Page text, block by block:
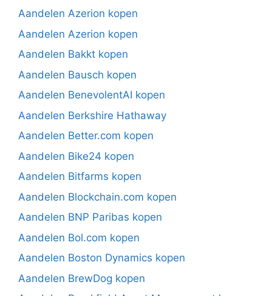
Aandelen Azerion kopen
Aandelen Azerion kopen
Aandelen Bakkt kopen
Aandelen Bausch kopen
Aandelen BenevolentAI kopen
Aandelen Berkshire Hathaway
Aandelen Better.com kopen
Aandelen Bike24 kopen
Aandelen Bitfarms kopen
Aandelen Blockchain.com kopen
Aandelen BNP Paribas kopen
Aandelen Bol.com kopen
Aandelen Boston Dynamics kopen
Aandelen BrewDog kopen